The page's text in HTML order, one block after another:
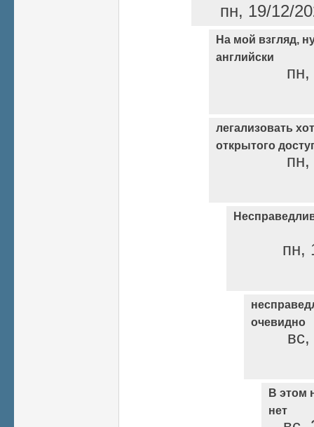
пн, 19/12/
На мой взгляд,
английски
легализовать
открытого
пн,
очевидно
В этом
нет